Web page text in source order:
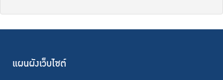
แผนผังเว็บไซต์